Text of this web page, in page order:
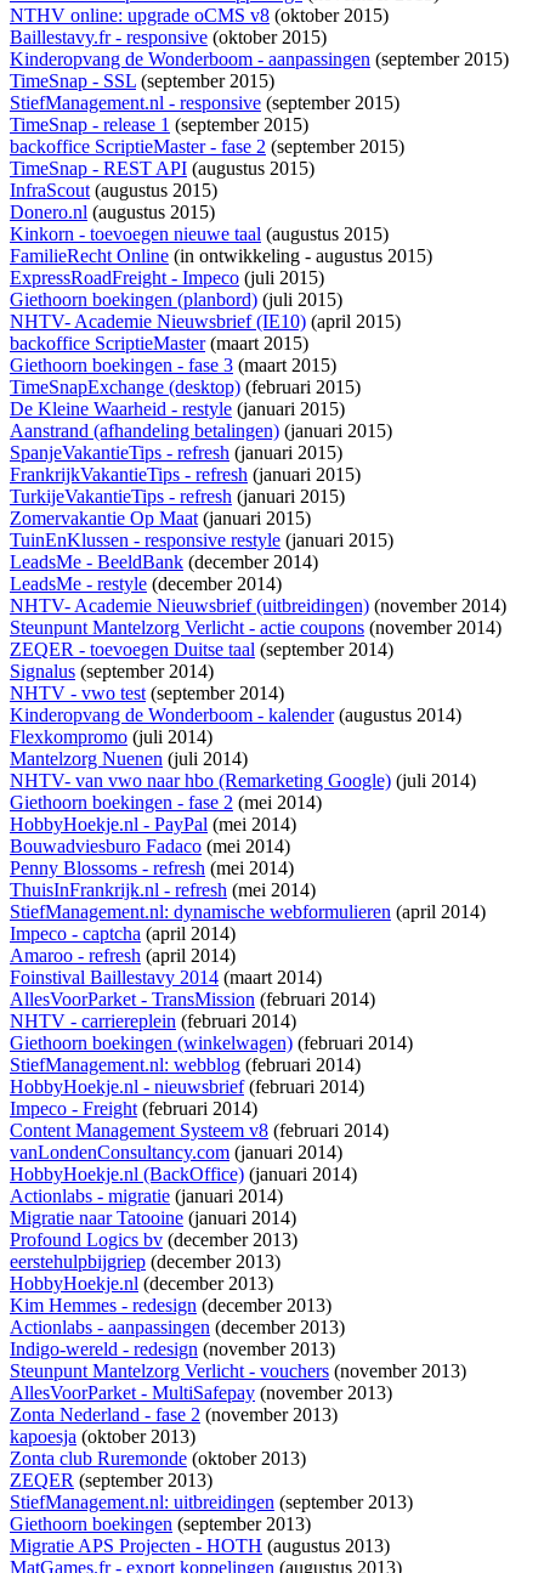
NTHV online: upgrade oCMS v8 (oktober 2015)
Baillestavy.fr - responsive (oktober 2015)
Kinderopvang de Wonderboom - aanpassingen (september 2015)
TimeSnap - SSL (september 2015)
StiefManagement.nl - responsive (september 2015)
TimeSnap - release 1 (september 2015)
backoffice ScriptieMaster - fase 2 (september 2015)
TimeSnap - REST API (augustus 2015)
InfraScout(augustus 2015)
Donero.nl (augustus 2015)
Kinkorn - toevoegen nieuwe taal (augustus 2015)
FamilieRecht Online (in ontwikkeling - augustus 2015)
ExpressRoadFreight - Impeco (juli 2015)
Giethoorn boekingen (planbord) (juli 2015)
NHTV- Academie Nieuwsbrief (IE10) (april 2015)
backoffice ScriptieMaster(maart 2015)
Giethoorn boekingen - fase 3 (maart 2015)
TimeSnapExchange (desktop) (februari 2015)
De Kleine Waarheid - restyle (januari 2015)
Aanstrand (afhandeling betalingen) (januari 2015)
SpanjeVakantieTips - refresh (januari 2015)
FrankrijkVakantieTips - refresh (januari 2015)
TurkijeVakantieTips - refresh (januari 2015)
Zomervakantie Op Maat(januari 2015)
TuinEnKlussen - responsive restyle (januari 2015)
LeadsMe - BeeldBank (december 2014)
LeadsMe - restyle (december 2014)
NHTV- Academie Nieuwsbrief (uitbreidingen) (november 2014)
Steunpunt Mantelzorg Verlicht - actie coupons (november 2014)
ZEQER - toevoegen Duitse taal (september 2014)
Signalus (september 2014)
NHTV - vwo test(september 2014)
Kinderopvang de Wonderboom - kalender(augustus 2014)
Flexkompromo (juli 2014)
Mantelzorg Nuenen (juli 2014)
NHTV- van vwo naar hbo (Remarketing Google) (juli 2014)
Giethoorn boekingen - fase 2 (mei 2014)
HobbyHoekje.nl - PayPal (mei 2014)
Bouwadviesburo Fadaco (mei 2014)
Penny Blossoms - refresh (mei 2014)
ThuisInFrankrijk.nl - refresh (mei 2014)
StiefManagement.nl: dynamische webformulieren (april 2014)
Impeco - captcha (april 2014)
Amaroo - refresh (april 2014)
Foinstival Baillestavy 2014 (maart 2014)
AllesVoorParket - TransMission (februari 2014)
NHTV - carriereplein (februari 2014)
Giethoorn boekingen (winkelwagen) (februari 2014)
StiefManagement.nl: webblog (februari 2014)
HobbyHoekje.nl - nieuwsbrief(februari 2014)
Impeco - Freight(februari 2014)
Content Management Systeem v8 (februari 2014)
vanLondenConsultancy.com (januari 2014)
HobbyHoekje.nl (BackOffice) (januari 2014)
Actionlabs - migratie (januari 2014)
Migratie naar Tatooine (januari 2014)
Profound Logics bv (december 2013)
eerstehulpbijgriep (december 2013)
HobbyHoekje.nl (december 2013)
Kim Hemmes - redesign (december 2013)
Actionlabs - aanpassingen (december 2013)
Indigo-wereld - redesign (november 2013)
Steunpunt Mantelzorg Verlicht - vouchers (november 2013)
AllesVoorParket - MultiSafepay (november 2013)
Zonta Nederland - fase 2 (november 2013)
kapoesja (oktober 2013)
Zonta club Ruremonde (oktober 2013)
ZEQER (september 2013)
StiefManagement.nl: uitbreidingen (september 2013)
Giethoorn boekingen (september 2013)
Migratie APS Projecten - HOTH (augustus 2013)
MatGames.fr - export koppelingen (augustus 2013)